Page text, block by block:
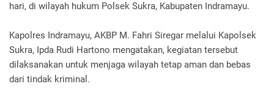
hari, di wilayah hukum Polsek Sukra, Kabupaten Indramayu.
Kapolres Indramayu, AKBP M. Fahri Siregar melalui Kapolsek
Sukra, Ipda Rudi Hartono mengatakan, kegiatan tersebut
dilaksanakan untuk menjaga wilayah tetap aman dan bebas
dari tindak kriminal.